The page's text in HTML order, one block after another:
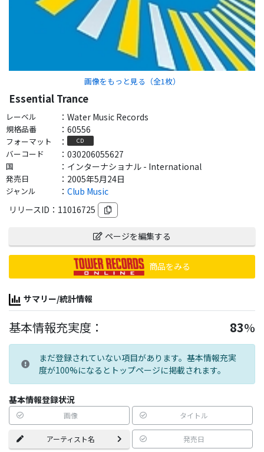
画像をもっと見る（全1 枚）
Essential Trance
レーベル ： Water Music Records
規格品番 ： 60556
フォーマット ： CD
バーコード ： 030206055627
国 ： インターナショナル - International
発売日 ： 2005年5月24日
ジャンル ： Club Music
リリースID： 11016725
ページを編集する
商品をみる
サマリー/統計情報
基本情報充実度： 83%
まだ登録されていない項目があります。基本情報充実
度が100%になるとトップページに掲載されます。
基本情報登録状況
画像 タイトル
アーティスト名 発売日